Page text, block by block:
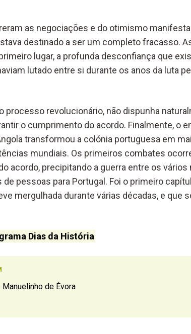
as negociações e do otimismo
destinado a ser um completo fracasso.
lugar, a profunda desconfiança que
lutado entre si durante os anos da luta
processo revolucionário, não dispunha
o cumprimento do acordo. Finalmente, o
transformou a colónia portuguesa em
mundiais. Os primeiros combates
acordo, precipitando a guerra entre os
pessoas para Portugal. Foi o primeiro
mergulhada durante várias décadas, e que
Dias da História
de Évora